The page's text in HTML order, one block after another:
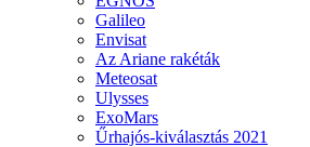
Galileo
Envisat
Az Ariane rakéták
Meteosat
Ulysses
ExoMars
Űrhajós-kiválasztás 2021